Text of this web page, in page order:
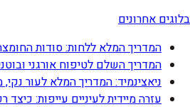
בלוגים אחרונים
המדריך המלא ללחות: סודות
המדריך השלם לטיפוח אורגני
ניאצינמיד: המדריך המלא לעור נקי,
עזרה מיידית לעיניים עייפות: כיצד